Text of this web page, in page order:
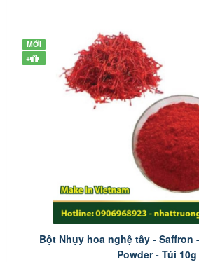
MỚI
+
Bột Nhụy hoa nghệ tây - Saffron
Powder - Túi 10g